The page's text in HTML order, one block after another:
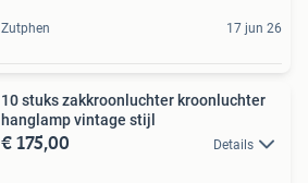
Zutphen 17 jun 26
10 stuks zakkroonluchter kroonluchter
hanglamp vintage stijl
€ 175,00 Details